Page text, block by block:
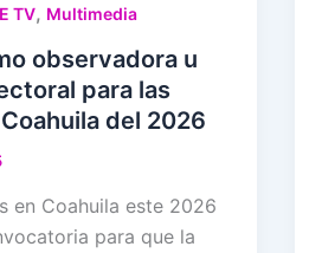
TV, Multimedia
observadora u
para las
del 2026
en Coahuila este 2026
para que la